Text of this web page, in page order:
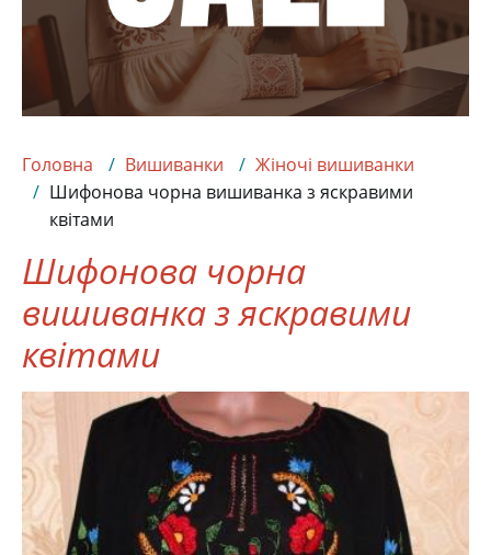
Головна Вишиванки
Жіночі вишиванки
Шифонова чорна вишиванка з яскравими
квітами
Шифонова чорна
вишиванка з яскравими
квітами